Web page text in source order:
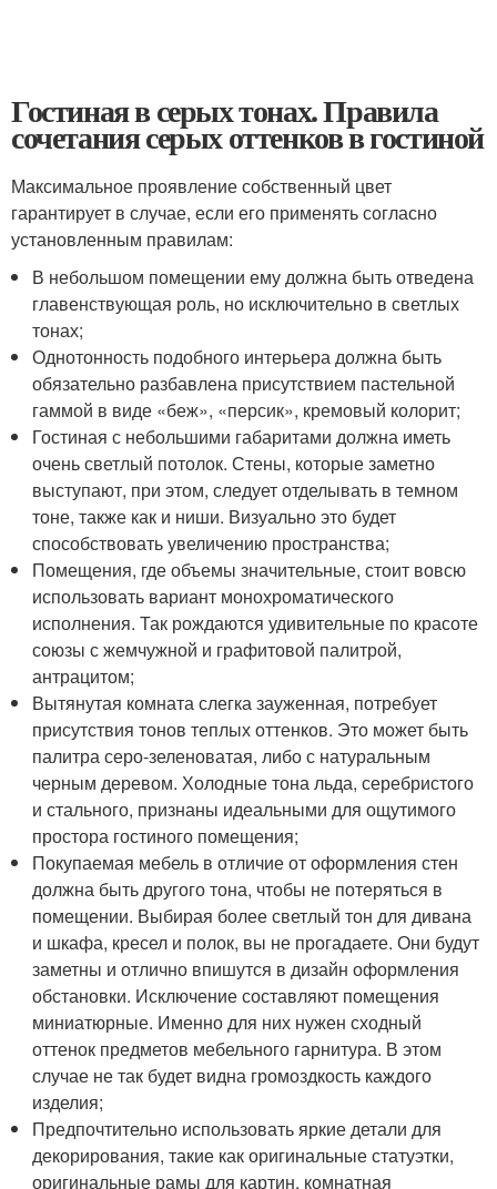
Гостиная в серых тонах. Правила
сочетания серых оттенков в гостиной
Максимальное проявление собственный цвет
гарантирует в случае, если его применять согласно
установленным правилам:
В небольшом помещении ему должна быть отведена
главенствующая роль, но исключительно в светлых
тонах;
Однотонность подобного интерьера должна быть
обязательно разбавлена присутствием пастельной
гаммой в виде «беж», «персик», кремовый колорит;
Гостиная с небольшими габаритами должна иметь
очень светлый потолок. Стены, которые заметно
выступают, при этом, следует отделывать в темном
тоне, также как и ниши. Визуально это будет
способствовать увеличению пространства;
Помещения, где объемы значительные, стоит вовсю
использовать вариант монохроматического
исполнения. Так рождаются удивительные по красоте
союзы с жемчужной и графитовой палитрой,
антрацитом;
Вытянутая комната слегка зауженная, потребует
присутствия тонов теплых оттенков. Это может быть
палитра серо-зеленоватая, либо с натуральным
черным деревом. Холодные тона льда, серебристого
и стального, признаны идеальными для ощутимого
простора гостиного помещения;
Покупаемая мебель в отличие от оформления стен
должна быть другого тона, чтобы не потеряться в
помещении. Выбирая более светлый тон для дивана
и шкафа, кресел и полок, вы не прогадаете. Они будут
заметны и отлично впишутся в дизайн оформления
обстановки. Исключение составляют помещения
миниатюрные. Именно для них нужен сходный
оттенок предметов мебельного гарнитура. В этом
случае не так будет видна громоздкость каждого
изделия;
Предпочтительно использовать яркие детали для
декорирования, такие как оригинальные статуэтки,
оригинальные рамы для картин, комнатная